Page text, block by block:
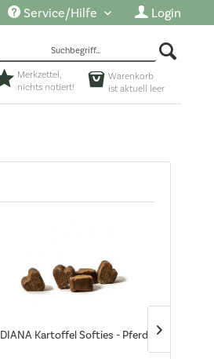
Service/Hilfe Login
Merkzettel,
nichts notiert!
Warenkorb
ist aktuell leer
DIANA Kartoffel Softies - Pferd